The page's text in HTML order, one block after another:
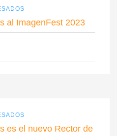
al ImagenFest 2023
es el nuevo Rector de